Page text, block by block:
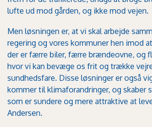
lufte ud mod gården, og ikke mod vejen.
Men løsningen er, at vi skal arbejde
regering og vores kommuner hen imod
der er færre biler, færre brændeovne, og
hvor vi kan bevæge os frit og trække
sundhedsfare. Disse løsninger er også
kommer til klimaforandringer, og skaber
som er sundere og mere attraktive at
Andersen.